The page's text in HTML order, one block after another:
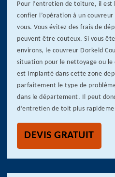
Pour l’entretien de toiture, il est
confier l’opération à un
vous. Vous évitez des frais de
peuvent être couteux. Si vous
environs, le couvreur Dorkeld
situation pour le nettoyage ou
est implanté dans cette zone
parfaitement le type de
dans le département. Il peut
d’entretien de toit plus
DEVIS GRATUIT